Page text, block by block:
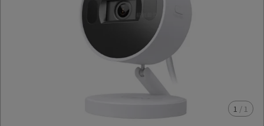
1 / 1